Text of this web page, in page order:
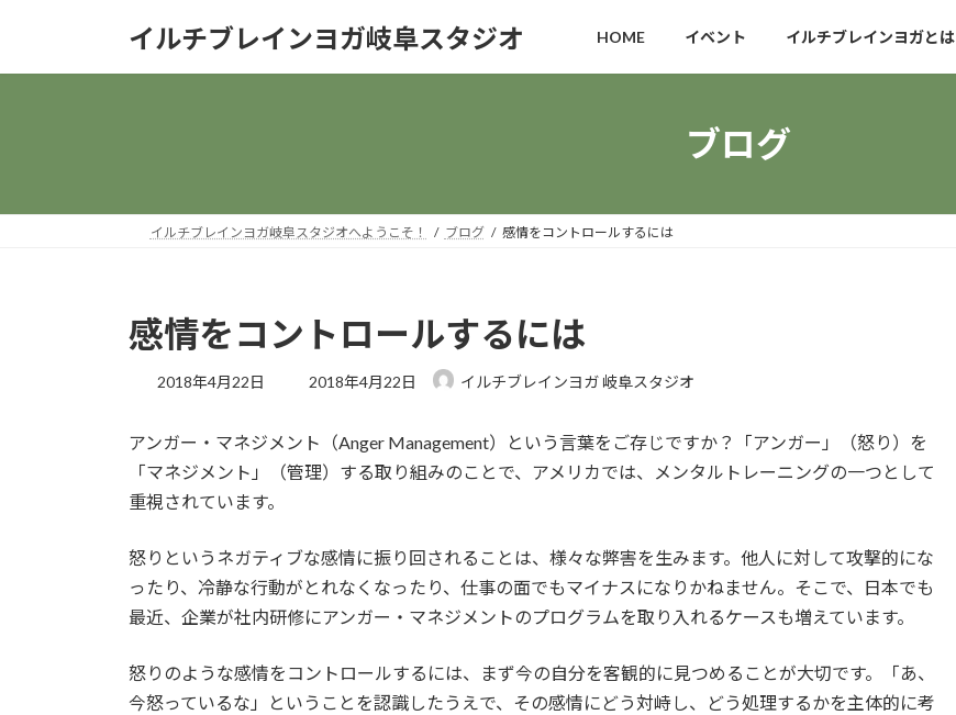
イルチブレインヨガ岐阜スタジオ HOME イベント イルチブレインヨガとは
ブログ
イルチブレインヨガ岐阜スタジオへようこそ！ ブログ 感情をコントロールするには
感情をコントロールするには
2018年4月22日
最
新
日
時
2018年4月22日 イルチブレインヨガ 岐阜スタジオ
アンガー・マネジメント（Anger Management）という言葉をご存じですか？「アンガー」（怒り）を
「マネジメント」（管理）する取り組みのことで、アメリカでは、メンタルトレーニングの一つとして
重視されています。
怒りというネガティブな感情に振り回されることは、様々な弊害を生みます。他人に対して攻撃的にな
ったり、冷静な行動がとれなくなったり、仕事の面でもマイナスになりかねません。そこで、日本でも
最近、企業が社内研修にアンガー・マネジメントのプログラムを取り入れるケースも増えています。
怒りのような感情をコントロールするには、まず今の自分を客観的に見つめることが大切です。「あ、
今怒っているな」ということを認識したうえで、その感情にどう対峙し、どう処理するかを主体的に考